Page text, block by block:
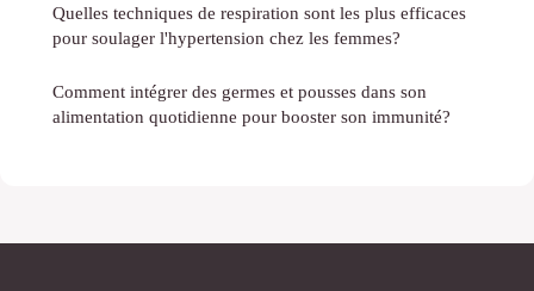
Quelles techniques de respiration sont les plus efficaces
pour soulager l'hypertension chez les femmes?
Comment intégrer des germes et pousses dans son
alimentation quotidienne pour booster son immunité?